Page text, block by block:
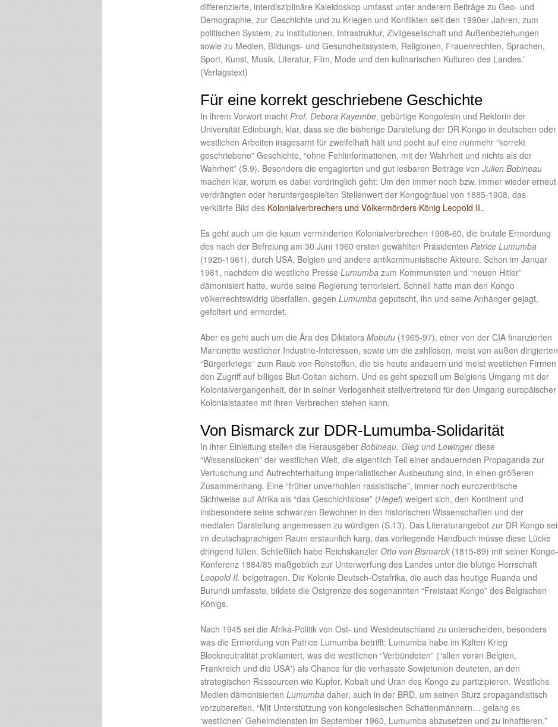
differenzierte, interdisziplinäre Kaleidoskop umfasst unter anderem Beiträge zu Geo- und
Demographie, zur Geschichte und zu Kriegen und Konflikten seit den 1990er Jahren, zum
politischen System, zu Institutionen, Infrastruktur, Zivilgesellschaft und Außenbeziehungen
sowie zu Medien, Bildungs- und Gesundheitssystem, Religionen, Frauenrechten, Sprachen,
Sport, Kunst, Musik, Literatur, Film, Mode und den kulinarischen Kulturen des Landes.”
(Verlagstext)
Für eine korrekt geschriebene Geschichte
In ihrem Vorwort macht Prof. Debora Kayembe, gebürtige Kongolesin und Rektorin der
Universität Edinburgh, klar, dass sie die bisherige Darstellung der DR Kongo in deutschen oder
westlichen Arbeiten insgesamt für zweifelhaft hält und pocht auf eine nunmehr “korrekt
geschriebene” Geschichte, “ohne Fehlinformationen, mit der Wahrheit und nichts als der
Wahrheit” (S.9). Besonders die engagierten und gut lesbaren Beiträge von Julien Bobineau
machen klar, worum es dabei vordringlich geht: Um den immer noch bzw. immer wieder erneut
verdrängten oder heruntergespielten Stellenwert der Kongogräuel von 1885-1908, das
verklärte Bild des Kolonialverbrechers und Völkermörders König Leopold II..
Es geht auch um die kaum verminderten Kolonialverbrechen 1908-60, die brutale Ermordung
des nach der Befreiung am 30.Juni 1960 ersten gewählten Präsidenten Patrice Lumumba
(1925-1961), durch USA, Belgien und andere antikommunistische Akteure. Schon im Januar
1961, nachdem die westliche Presse Lumumba zum Kommunisten und “neuen Hitler”
dämonisiert hatte, wurde seine Regierung terrorisiert. Schnell hatte man den Kongo
völkerrechtswidrig überfallen, gegen Lumumba geputscht, ihn und seine Anhänger gejagt,
gefoltert und ermordet.
Aber es geht auch um die Ära des Diktators Mobutu (1965-97), einer von der CIA finanzierten
Marionette westlicher Industrie-Interessen, sowie um die zahllosen, meist von außen dirigierten
“Bürgerkriege” zum Raub von Rohstoffen, die bis heute andauern und meist westlichen Firmen
den Zugriff auf billiges Blut-Coltan sichern. Und es geht speziell um Belgiens Umgang mit der
Kolonialvergangenheit, der in seiner Verlogenheit stellvertretend für den Umgang europäischer
Kolonialstaaten mit ihren Verbrechen stehen kann.
Von Bismarck zur DDR-Lumumba-Solidarität
In ihrer Einleitung stellen die Herausgeber Bobineau, Gieg und Lowingerdiese
“Wissenslücken” der westlichen Welt, die eigentlich Teil einer andauernden Propaganda zur
Vertuschung und Aufrechterhaltung imperialistischer Ausbeutung sind, in einen größeren
Zusammenhang. Eine “früher unverhohlen rassistische”, immer noch eurozentrische
Sichtweise auf Afrika als “das Geschichtslose” (Hegel) weigert sich, den Kontinent und
insbesondere seine schwarzen Bewohner in den historischen Wissenschaften und der
medialen Darstellung angemessen zu würdigen (S.13). Das Literaturangebot zur DR Kongo sei
im deutschsprachigen Raum erstaunlich karg, das vorliegende Handbuch müsse diese Lücke
dringend füllen. Schließlich habe Reichskanzler Otto von Bismarck (1815-89) mit seiner Kongo-
Konferenz 1884/85 maßgeblich zur Unterwerfung des Landes unter die blutige Herrschaft
Leopold II. beigetragen. Die Kolonie Deutsch-Ostafrika, die auch das heutige Ruanda und
Burundi umfasste, bildete die Ostgrenze des sogenannten “Freistaat Kongo” des Belgischen
Königs.
Nach 1945 sei die Afrika-Politik von Ost- und Westdeutschland zu unterscheiden, besonders
was die Ermordung von Patrice Lumumba betrifft: Lumumba habe im Kalten Krieg
Blockneutralität proklamiert, was die westlichen “Verbündeten” (“allen voran Belgien,
Frankreich und die USA”) als Chance für die verhasste Sowjetunion deuteten, an den
strategischen Ressourcen wie Kupfer, Kobalt und Uran des Kongo zu partizipieren. Westliche
Medien dämonisierten Lumumba daher, auch in der BRD, um seinen Sturz propagandistisch
vorzubereiten. “Mit Unterstützung von kongolesischen Schattenmännern… gelang es
‘westlichen’ Geheimdiensten im September 1960, Lumumba abzusetzen und zu inhaftieren.”